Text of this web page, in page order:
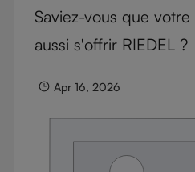
Saviez-vous que
aussi s'offrir RIEDEL ?
Apr 16, 2026